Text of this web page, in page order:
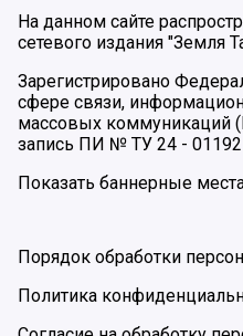
На данном сайте
сетевого издания "Земля
Зарегистрировано
сфере связи,
массовых коммуникаций
запись ПИ № ТУ 24 - 01192
Показать баннерные
Порядок обработки
Политика